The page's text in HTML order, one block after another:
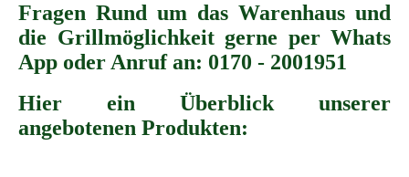
Fragen Rund um das Warenhaus und
die Grillmöglichkeit gerne per Whats
App oder Anruf an: 0170 - 2001951
Hier ein Überblick unserer
angebotenen Produkten: